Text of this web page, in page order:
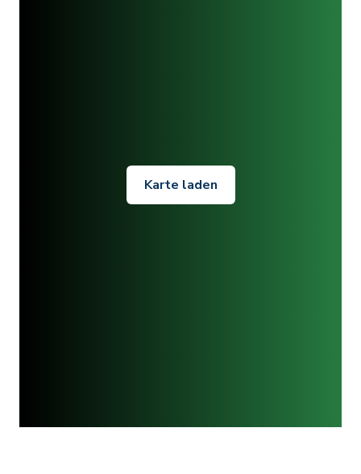
Karte laden